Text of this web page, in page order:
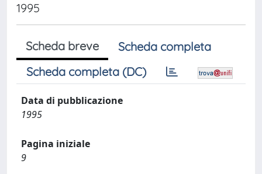
1995
Scheda breve
Scheda completa
Scheda completa (DC)
Data di pubblicazione
1995
Pagina iniziale
9